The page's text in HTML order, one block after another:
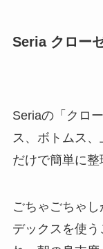
Seria クロー
Seriaの「クロ
ス、ボトムス
だけで簡単に整
ごちゃごちゃ
デックスを使